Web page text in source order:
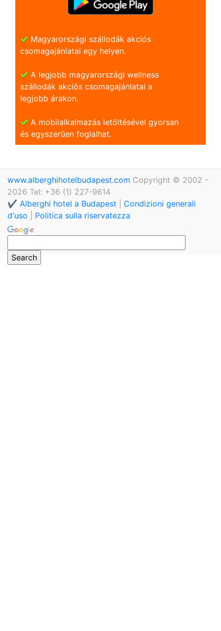
Magyarországi szállodák akciós
csomagajánlatai egy helyen.
A legjobb magyarországi wellness
szállodák akciós csomagajánlatai a
legjobb árakon.
A mobilalkalmazás letöltésével gyorsan
és egyszerũen foglalhat.
www.alberghihotelbudapest.com Copyright © 2002 -
2026 Tel: +36 (1) 227-9614
✔️ Alberghi hotel a Budapest
Condizioni generali
d'uso
Politica sulla riservatezza